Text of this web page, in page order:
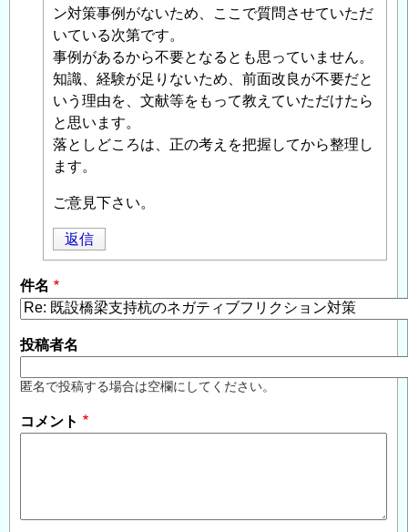
稿
者
に
よ
る
「Re:
既
設
橋
支
持
杭
の
ガ
ィ
ブ
フ
ョ
ン対策事例がないため、ここで質問させていただ
いている次第です。
事例があるから不要となるとも思っていません。
知識、経験が足りないため、前面改良が不要だと
いう理由を、文献等をもって教えていただけたら
と思います。
落としどころは、正の考えを把握してから整理し
ます。
ご意見下さい。
返信
件名
投稿者名
匿名で投稿する場合は空欄にしてください。
コメント